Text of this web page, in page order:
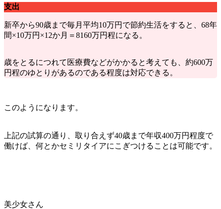
支出
新卒から90歳まで毎月平均10万円で節約生活をすると、68年
間×10万円×12か月＝ 8160万円程になる。
歳をとるにつれて医療費などがかかると考えても、約600万
円程のゆとりがあるのである程度は対応できる。
このようになります。
上記の試算の通り、取り合えず40歳まで年収400万円程度で
働けば、何とかセミリタイアにこぎつけることは可能です。
美少女さん